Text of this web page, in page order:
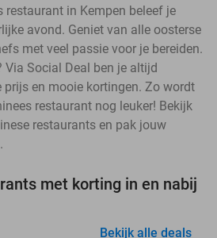
restaurant in Kempen beleef je
avond. Geniet van alle oosterse
met veel passie voor je bereiden.
Via Social Deal ben je altijd
prijs en mooie kortingen. Zo wordt
restaurant nog leuker! Bekijk
restaurants en pak jouw
met korting in en nabij
Bekijk alle deals